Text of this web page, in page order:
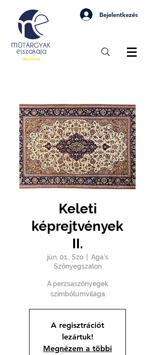
Bejelentkezés
Keleti
képrejtvények
II.
jún. 01., Szo
  |
Aga's
Szőnyegszalon
A perzsaszőnyegek
szimbólumvilága
A regisztrációt
lezártuk!
Megnézem a többi